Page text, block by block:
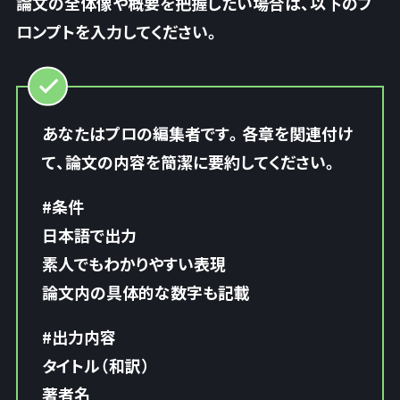
ロンプトを入力してください。
あなたはプロの編集者です。各章を関連付け
て、論文の内容を簡潔に要約してください。
#条件
日本語で出力
素人でもわかりやすい表現
論文内の具体的な数字も記載
#出力内容
タイトル（和訳）
著者名